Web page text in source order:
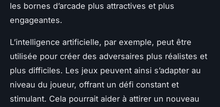
les bornes d’arcade plus attractives et plus
engageantes.
L’intelligence artificielle, par exemple, peut être
utilisée pour créer des adversaires plus réalistes et
plus difficiles. Les jeux peuvent ainsi s’adapter au
niveau du joueur, offrant un défi constant et
stimulant. Cela pourrait aider à attirer un nouveau